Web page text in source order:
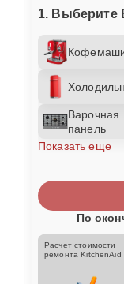
1. Выберите
Варочная
панель
Показать еще
По
Расчет стоимости
ремонта KitchenAid